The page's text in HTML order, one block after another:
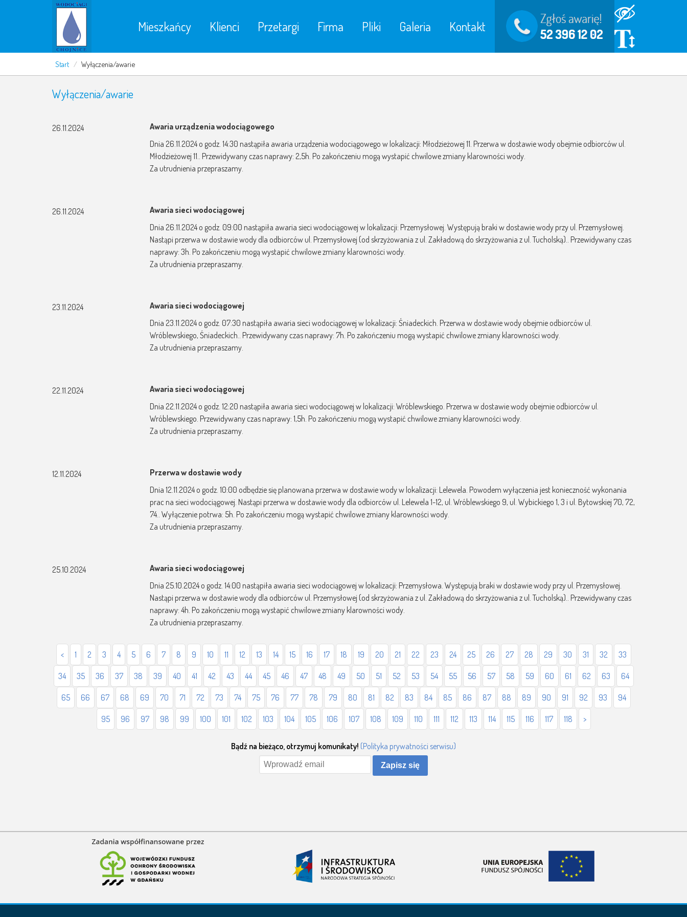
Mieszkańcy Klienci Przetargi Firma Pliki Galeria Kontakt
Start / Wyłączenia/awarie
Wyłączenia/awarie
26.11.2024
Awaria urządzenia wodociągowego
Dnia 26.11.2024 o godz. 14:30 nastąpiła awaria urządzenia wodociągowego w lokalizacji: Młodzieżowej 11. Przerwa w dostawie wody obejmie odbiorców ul.
Młodzieżowej 11.. Przewidywany czas naprawy: 2,5h. Po zakończeniu mogą wystapić chwilowe zmiany klarowności wody.
Za utrudnienia przepraszamy.
26.11.2024
Awaria sieci wodociągowej
Dnia 26.11.2024 o godz. 09:00 nastąpiła awaria sieci wodociągowej w lokalizacji: Przemysłowej. Występują braki w dostawie wody przy ul. Przemysłowej.
Nastąpi przerwa w dostawie wody dla odbiorców ul. Przemysłowej (od skrzyżowania z ul. Zakładową do skrzyżowania z ul. Tucholską).. Przewidywany czas
naprawy: 3h. Po zakończeniu mogą wystapić chwilowe zmiany klarowności wody.
Za utrudnienia przepraszamy.
23.11.2024
Awaria sieci wodociągowej
Dnia 23.11.2024 o godz. 07:30 nastąpiła awaria sieci wodociągowej w lokalizacji: Śniadeckich. Przerwa w dostawie wody obejmie odbiorców ul.
Wróblewskiego, Śniadeckich.. Przewidywany czas naprawy: 7h. Po zakończeniu mogą wystapić chwilowe zmiany klarowności wody.
Za utrudnienia przepraszamy.
22.11.2024
Awaria sieci wodociągowej
Dnia 22.11.2024 o godz. 12:20 nastąpiła awaria sieci wodociągowej w lokalizacji: Wróblewskiego. Przerwa w dostawie wody obejmie odbiorców ul.
Wróblewskiego. Przewidywany czas naprawy: 1,5h. Po zakończeniu mogą wystapić chwilowe zmiany klarowności wody.
Za utrudnienia przepraszamy.
12.11.2024
Przerwa w dostawie wody
Dnia 12.11.2024 o godz. 10:00 odbędzie się planowana przerwa w dostawie wody w lokalizacji: Lelewela. Powodem wyłączenia jest konieczność wykonania
prac na sieci wodociągowej. Nastąpi przerwa w dostawie wody dla odbiorców ul. Lelewela 1-12, ul. Wróblewskiego 9, ul. Wybickiego 1, 3 i ul. Bytowskiej 70, 72,
74.. Wyłączenie potrwa: 5h. Po zakończeniu mogą wystapić chwilowe zmiany klarowności wody.
Za utrudnienia przepraszamy.
25.10.2024
Awaria sieci wodociągowej
Dnia 25.10.2024 o godz. 14:00 nastąpiła awaria sieci wodociągowej w lokalizacji: Przemysłowa. Występują braki w dostawie wody przy ul. Przemysłowej.
Nastąpi przerwa w dostawie wody dla odbiorców ul. Przemysłowej (od skrzyżowania z ul. Zakładową do skrzyżowania z ul. Tucholską).. Przewidywany czas
naprawy: 4h. Po zakończeniu mogą wystapić chwilowe zmiany klarowności wody.
Za utrudnienia przepraszamy.
< 1 2 3 4 5 6 7 8 9 10 11 12 13 14 15 16 17 18 19 20 21 22 23 24 25 26 27 28 29 30 31 32 33
34 35 36 37 38 39 40 41 42 43 44 45 46 47 48 49 50 51 52 53 54 55 56 57 58 59 60 61 62 63 64
65 66 67 68 69 70 71 72 73 74 75 76 77 78 79 80 81 82 83 84 85 86 87 88 89 90 91 92 93 94
95 96 97 98 99 100 101 102 103 104 105 106 107 108 109 110 111 112 113 114 115 116 117 118 >
Bądź na bieżąco, otrzymuj komunikaty! (Polityka prywatności serwisu)
Zapisz się